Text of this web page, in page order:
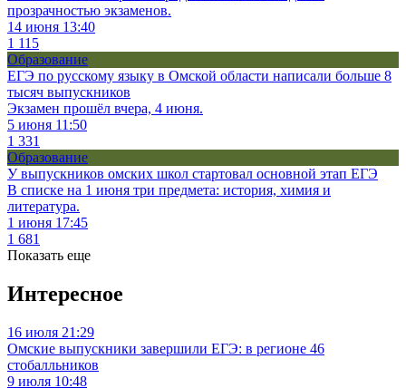
прозрачностью экзаменов.
14 июня 13:40
1 115
Образование
ЕГЭ по русскому языку в Омской области написали больше 8
тысяч выпускников
Экзамен прошёл вчера, 4 июня.
5 июня 11:50
1 331
Образование
У выпускников омских школ стартовал основной этап ЕГЭ
В списке на 1 июня три предмета: история, химия и
литература.
1 июня 17:45
1 681
Показать еще
Интересное
16 июля 21:29
Омские выпускники завершили ЕГЭ: в регионе 46
стобалльников
9 июля 10:48